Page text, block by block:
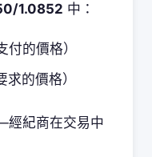
1.0852 中：
的價格）
的價格）
紀商在交易中